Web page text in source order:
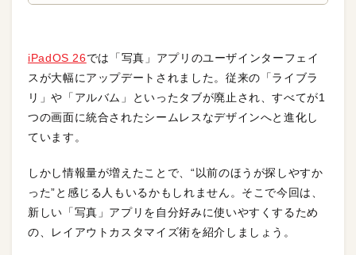
iPadOS 26では「写真」アプリのユーザインターフェイ
スが大幅にアップデートされました。従来の「ライブラ
リ」や「アルバム」といったタブが廃止され、すべてが1
つの画面に統合されたシームレスなデザインへと進化し
ています。
しかし情報量が増えたことで、“以前のほうが探しやすか
った”と感じる人もいるかもしれません。そこで今回は、
新しい「写真」アプリを自分好みに使いやすくするため
の、レイアウトカスタマイズ術を紹介しましょう。